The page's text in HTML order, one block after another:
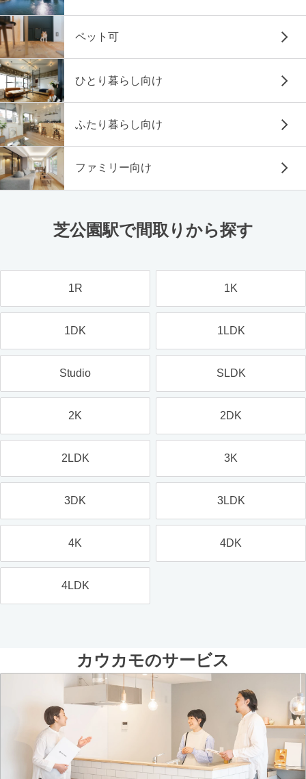
ペット可
ひとり暮らし向け
ふたり暮らし向け
ファミリー向け
芝公園駅で間取りから探す
1R 1K
1DK 1LDK
Studio SLDK
2K 2DK
2LDK 3K
3DK 3LDK
4K 4DK
4LDK
カウカモのサービス